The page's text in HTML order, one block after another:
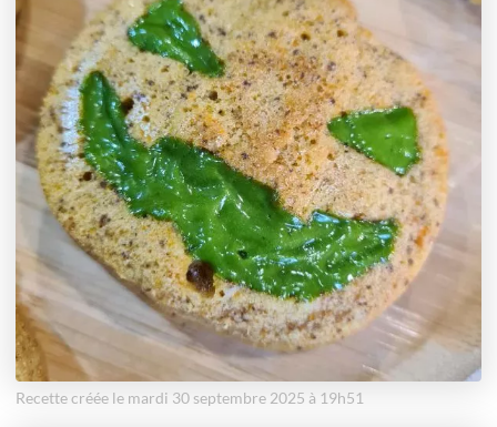
Recette créée le mardi 30 septembre 2025 à 19h51